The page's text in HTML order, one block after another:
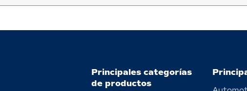
Principales categorías
de productos